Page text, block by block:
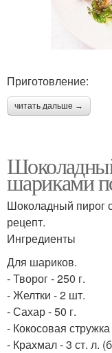
Приготовление:
читать дальше →
шариками
Шоколадный пирог
рецепт.
Ингредиенты
Для шариков.
- Творог - 250 г.
- Желтки - 2 шт.
- Сахар - 50 г.
- Кокосовая стружка
- Крахмал - 3 ст. л.